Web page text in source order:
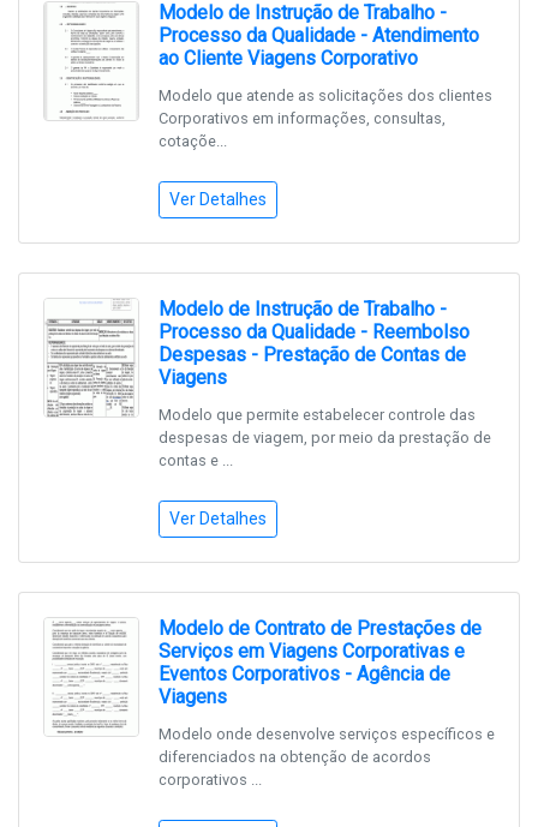
Modelo de Instrução de Trabalho -
Processo da Qualidade - Atendimento
ao Cliente Viagens Corporativo
Modelo que atende as solicitações dos clientes
Corporativos em informações, consultas,
cotaçõe...
Ver Detalhes
Modelo de Instrução de Trabalho -
Processo da Qualidade - Reembolso
Despesas - Prestação de Contas de
Viagens
Modelo que permite estabelecer controle das
despesas de viagem, por meio da prestação de
contas e ...
Ver Detalhes
Modelo de Contrato de Prestações de
Serviços em Viagens Corporativas e
Eventos Corporativos - Agência de
Viagens
Modelo onde desenvolve serviços específicos e
diferenciados na obtenção de acordos
corporativos ...